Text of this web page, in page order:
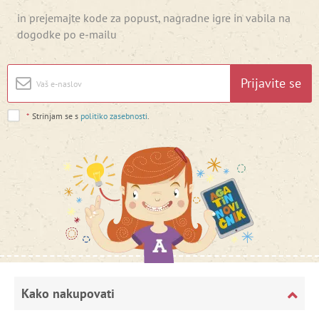
in prejemajte kode za popust, nagradne igre in vabila na
dogodke po e-mailu
Prijavite se
* Strinjam se s politiko zasebnosti.
Kako nakupovati